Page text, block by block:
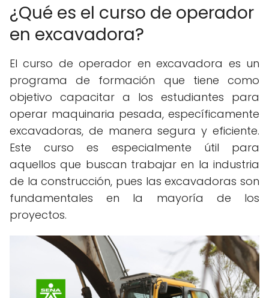
¿Qué es el curso de operador
en excavadora?
El curso de operador en excavadora es un
programa de formación que tiene como
objetivo capacitar a los estudiantes para
operar maquinaria pesada, específicamente
excavadoras, de manera segura y eficiente.
Este curso es especialmente útil para
aquellos que buscan trabajar en la industria
de la construcción, pues las excavadoras son
fundamentales en la mayoría de los
proyectos.